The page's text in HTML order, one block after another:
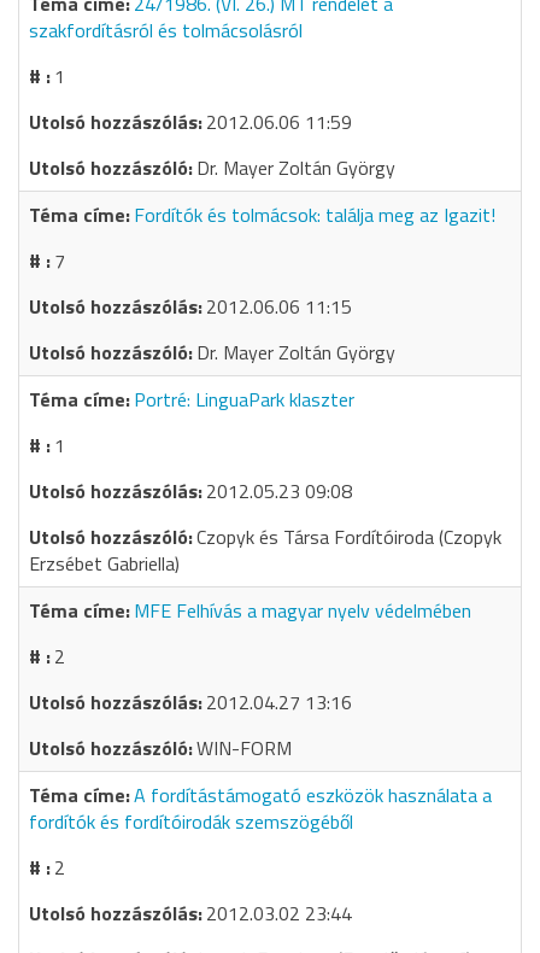
szakfordításról és tolmácsolásról
1
2012.06.06 11:59
Dr. Mayer Zoltán György
Fordítók és tolmácsok: találja meg az Igazit!
7
2012.06.06 11:15
Dr. Mayer Zoltán György
Portré: LinguaPark klaszter
1
2012.05.23 09:08
Czopyk és Társa Fordítóiroda (Czopyk
Erzsébet Gabriella)
MFE Felhívás a magyar nyelv védelmében
2
2012.04.27 13:16
WIN-FORM
A fordítástámogató eszközök használata a
fordítók és fordítóirodák szemszögéből
2
2012.03.02 23:44